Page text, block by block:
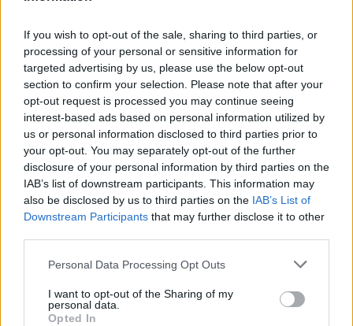
If you wish to opt-out of the sale, sharing to third parties, or
processing of your personal or sensitive information for
targeted advertising by us, please use the below opt-out
section to confirm your selection. Please note that after your
opt-out request is processed you may continue seeing
interest-based ads based on personal information utilized by
us or personal information disclosed to third parties prior to
your opt-out. You may separately opt-out of the further
disclosure of your personal information by third parties on the
IAB’s list of downstream participants. This information may
also be disclosed by us to third parties on the IAB’s List of
Downstream Participants that may further disclose it to other
Personal Data Processing Opt Outs
I want to opt-out of the Sharing of my
personal data.
Opted In
aveva giocato da apertura a Jesi in tempi in cui
il rugby femminile italiano non aveva ancora
una struttura federale seria.
Non è un dettaglio da trafiletto. È il tipo di
storia che spiega come certi percorsi sportivi si
costruiscano in casa, prima ancora che le
federazioni li intercettino.
Il torneo di Chisinau inizia il 26 giugno. L'Italia è
pronta per fare la sua parte.
@rhynosmm
Femminile Italiano